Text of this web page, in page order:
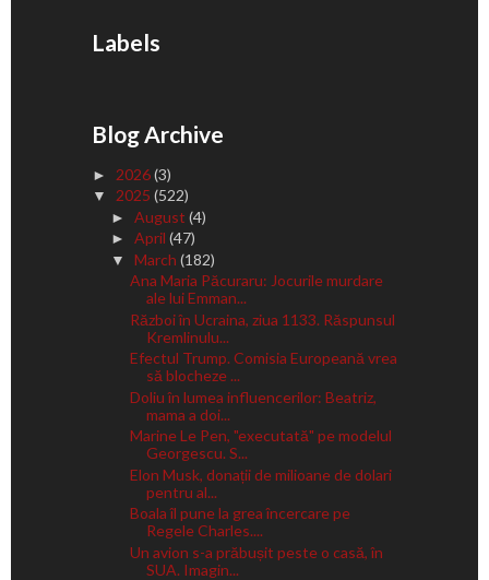
Labels
Blog Archive
► 2026(3)
▼ 2025 (522)
► August (4)
► April (47)
▼ March (182)
Ana Maria Păcuraru: Jocurile murdare
ale lui Emman...
Război în Ucraina, ziua 1133. Răspunsul
Kremlinulu...
Efectul Trump. Comisia Europeană vrea
să blocheze ...
Doliu în lumea influencerilor: Beatriz,
mama a doi...
Marine Le Pen, "executată" pe modelul
Georgescu. S...
Elon Musk, donații de milioane de dolari
pentru al...
Boala îl pune la grea încercare pe
Regele Charles....
Un avion s-a prăbușit peste o casă, în
SUA. Imagin...